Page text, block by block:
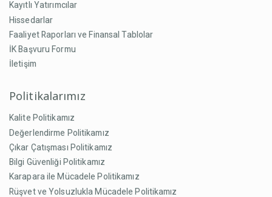
Kayıtlı Yatırımcılar
Hissedarlar
Faaliyet Raporları ve Finansal Tablolar
İK Başvuru Formu
İletişim
Politikalarımız
Kalite Politikamız
Değerlendirme Politikamız
Çıkar Çatışması Politikamız
Bilgi Güvenliği Politikamız
Karapara ile Mücadele Politikamız
Rüşvet ve Yolsuzlukla Mücadele Politikamız